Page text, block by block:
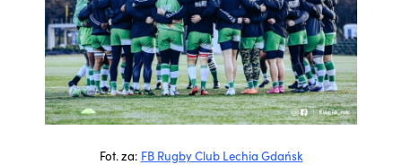
Fot. za: FB Rugby Club Lechia Gdańsk